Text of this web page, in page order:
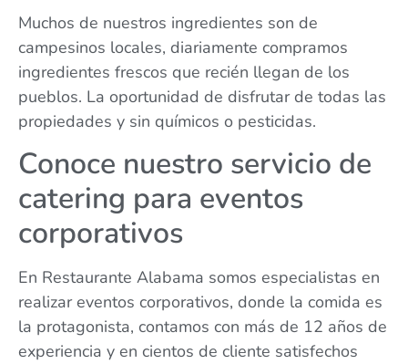
Muchos de nuestros ingredientes son de
campesinos locales, diariamente compramos
ingredientes frescos que recién llegan de los
pueblos. La oportunidad de disfrutar de todas las
propiedades y sin químicos o pesticidas.
Conoce nuestro servicio de
catering para eventos
corporativos
En Restaurante Alabama somos especialistas en
realizar eventos corporativos, donde la comida es
la protagonista, contamos con más de 12 años de
experiencia y en cientos de cliente satisfechos